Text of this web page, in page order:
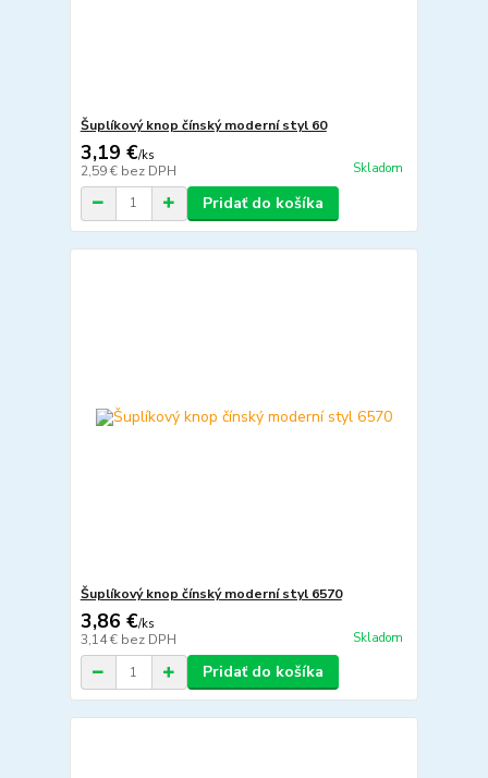
Šuplíkový knop čínský moderní styl 60
3,19 €/ks
2,59 € bez DPH Skladom
Pridať do košíka
Šuplíkový knop čínský moderní styl 6570
3,86 €/ks
3,14 € bez DPH Skladom
Pridať do košíka